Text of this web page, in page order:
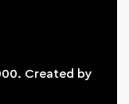
Created by